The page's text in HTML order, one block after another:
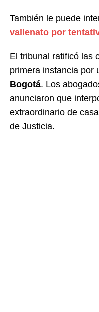
También le puede
vallenato por
El tribunal ratificó las
primera instancia por
Bogotá. Los
anunciaron que
extraordinario de
de Justicia.